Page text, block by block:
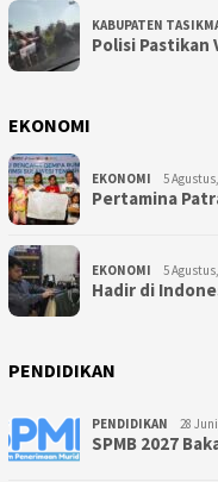
KABUPATEN
Polisi Pastikan
EKONOMI
EKONOMI 5
Pertamina
EKONOMI 5
Hadir di
PENDIDIKAN
PENDIDIKAN 28
SPMB 2027